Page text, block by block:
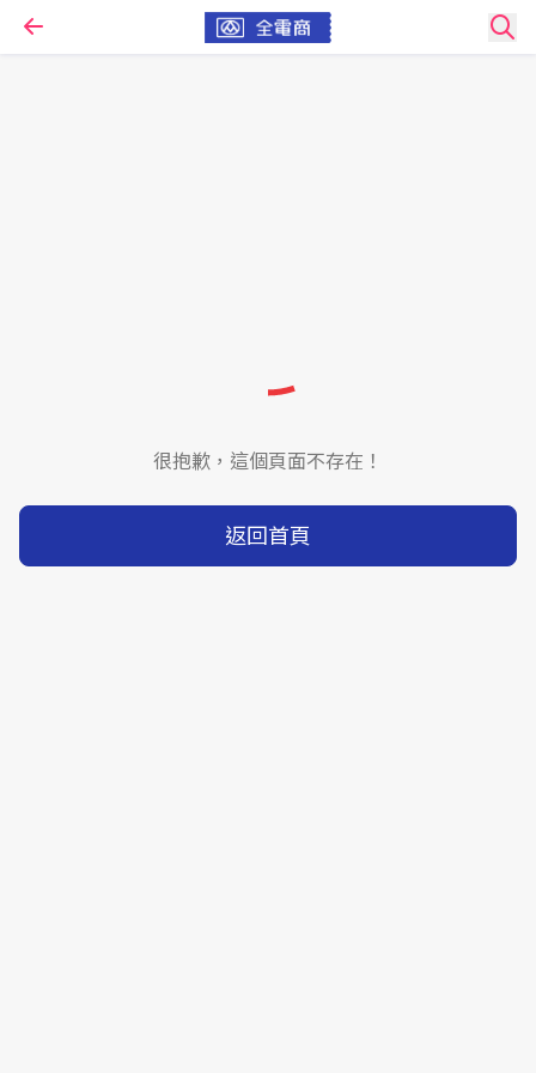
很抱歉，這個頁面不存在！
返回首頁